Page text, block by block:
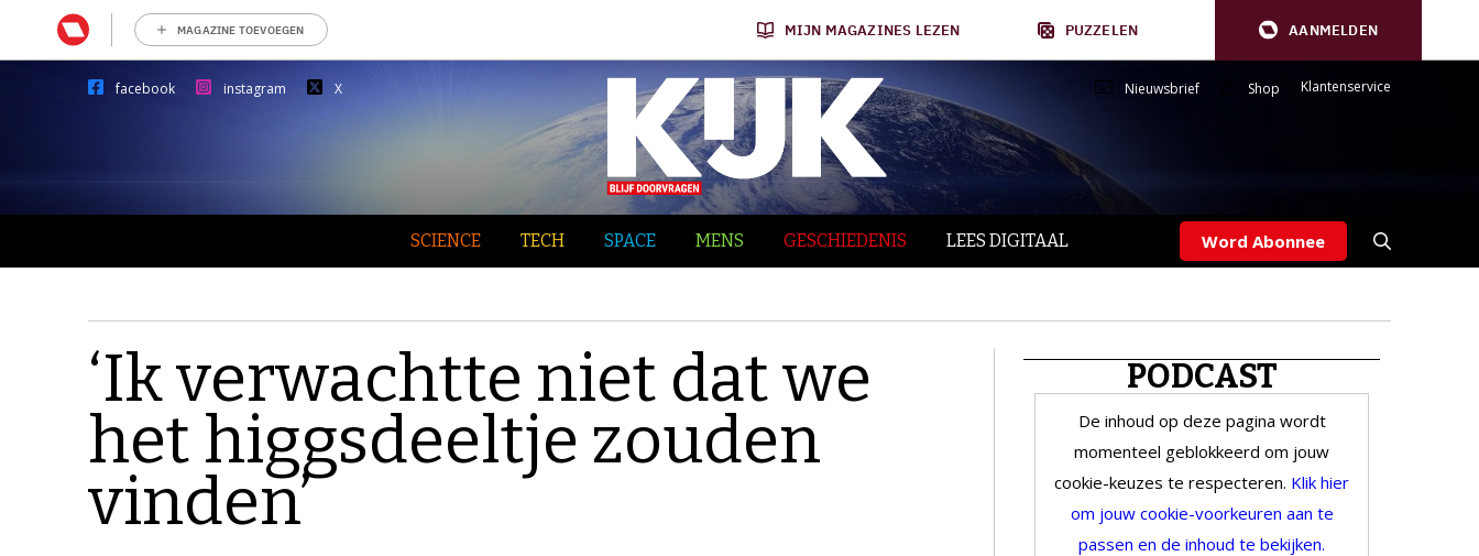
MAGAZINE TOEVOEGEN MIJN MAGAZINES LEZEN PUZZELEN AANMELDEN
facebook instagram X Nieuwsbrief Shop Klantenservice
SCIENCE TECH SPACE MENS GESCHIEDENIS LEES DIGITAAL Word Abonnee
‘Ik verwachtte niet dat we
het higgsdeeltje zouden
vinden’
PODCAST
De inhoud op deze pagina wordt
momenteel geblokkeerd om jouw
cookie-keuzes te respecteren. Klik hier
om jouw cookie-voorkeuren aan te
passen en de inhoud te bekijken.